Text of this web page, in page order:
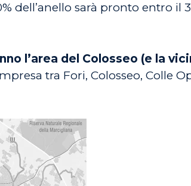
dell’anello sarà pronto entro
l’area del Colosseo (e la
tra Fori, Colosseo, Colle